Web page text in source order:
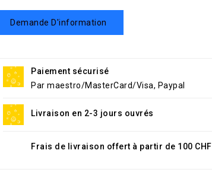
Demande D'information
Paiement sécurisé
Par maestro/MasterCard/Visa, Paypal
Livraison en 2-3 jours ouvrés
Frais de livraison offert à partir de 100 CHF